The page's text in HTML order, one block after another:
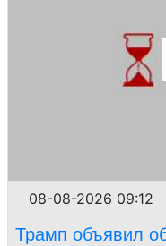
08-08-2026 09:12
Трамп объявил